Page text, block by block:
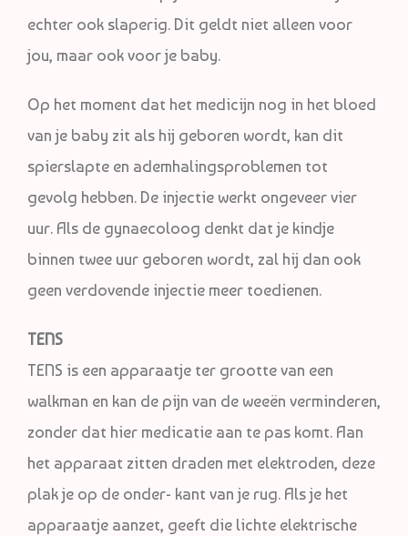
echter ook slaperig. Dit geldt niet alleen voor
jou, maar ook voor je baby.
Op het moment dat het medicijn nog in het bloed
van je baby zit als hij geboren wordt, kan dit
spierslapte en ademhalingsproblemen tot
gevolg hebben. De injectie werkt ongeveer vier
uur. Als de gynaecoloog denkt dat je kindje
binnen twee uur geboren wordt, zal hij dan ook
geen verdovende injectie meer toedienen.
TENS
TENS is een apparaatje ter grootte van een
walkman en kan de pijn van de weeën verminderen,
zonder dat hier medicatie aan te pas komt. Aan
het apparaat zitten draden met elektroden, deze
plak je op de onder- kant van je rug. Als je het
apparaatje aanzet, geeft die lichte elektrische